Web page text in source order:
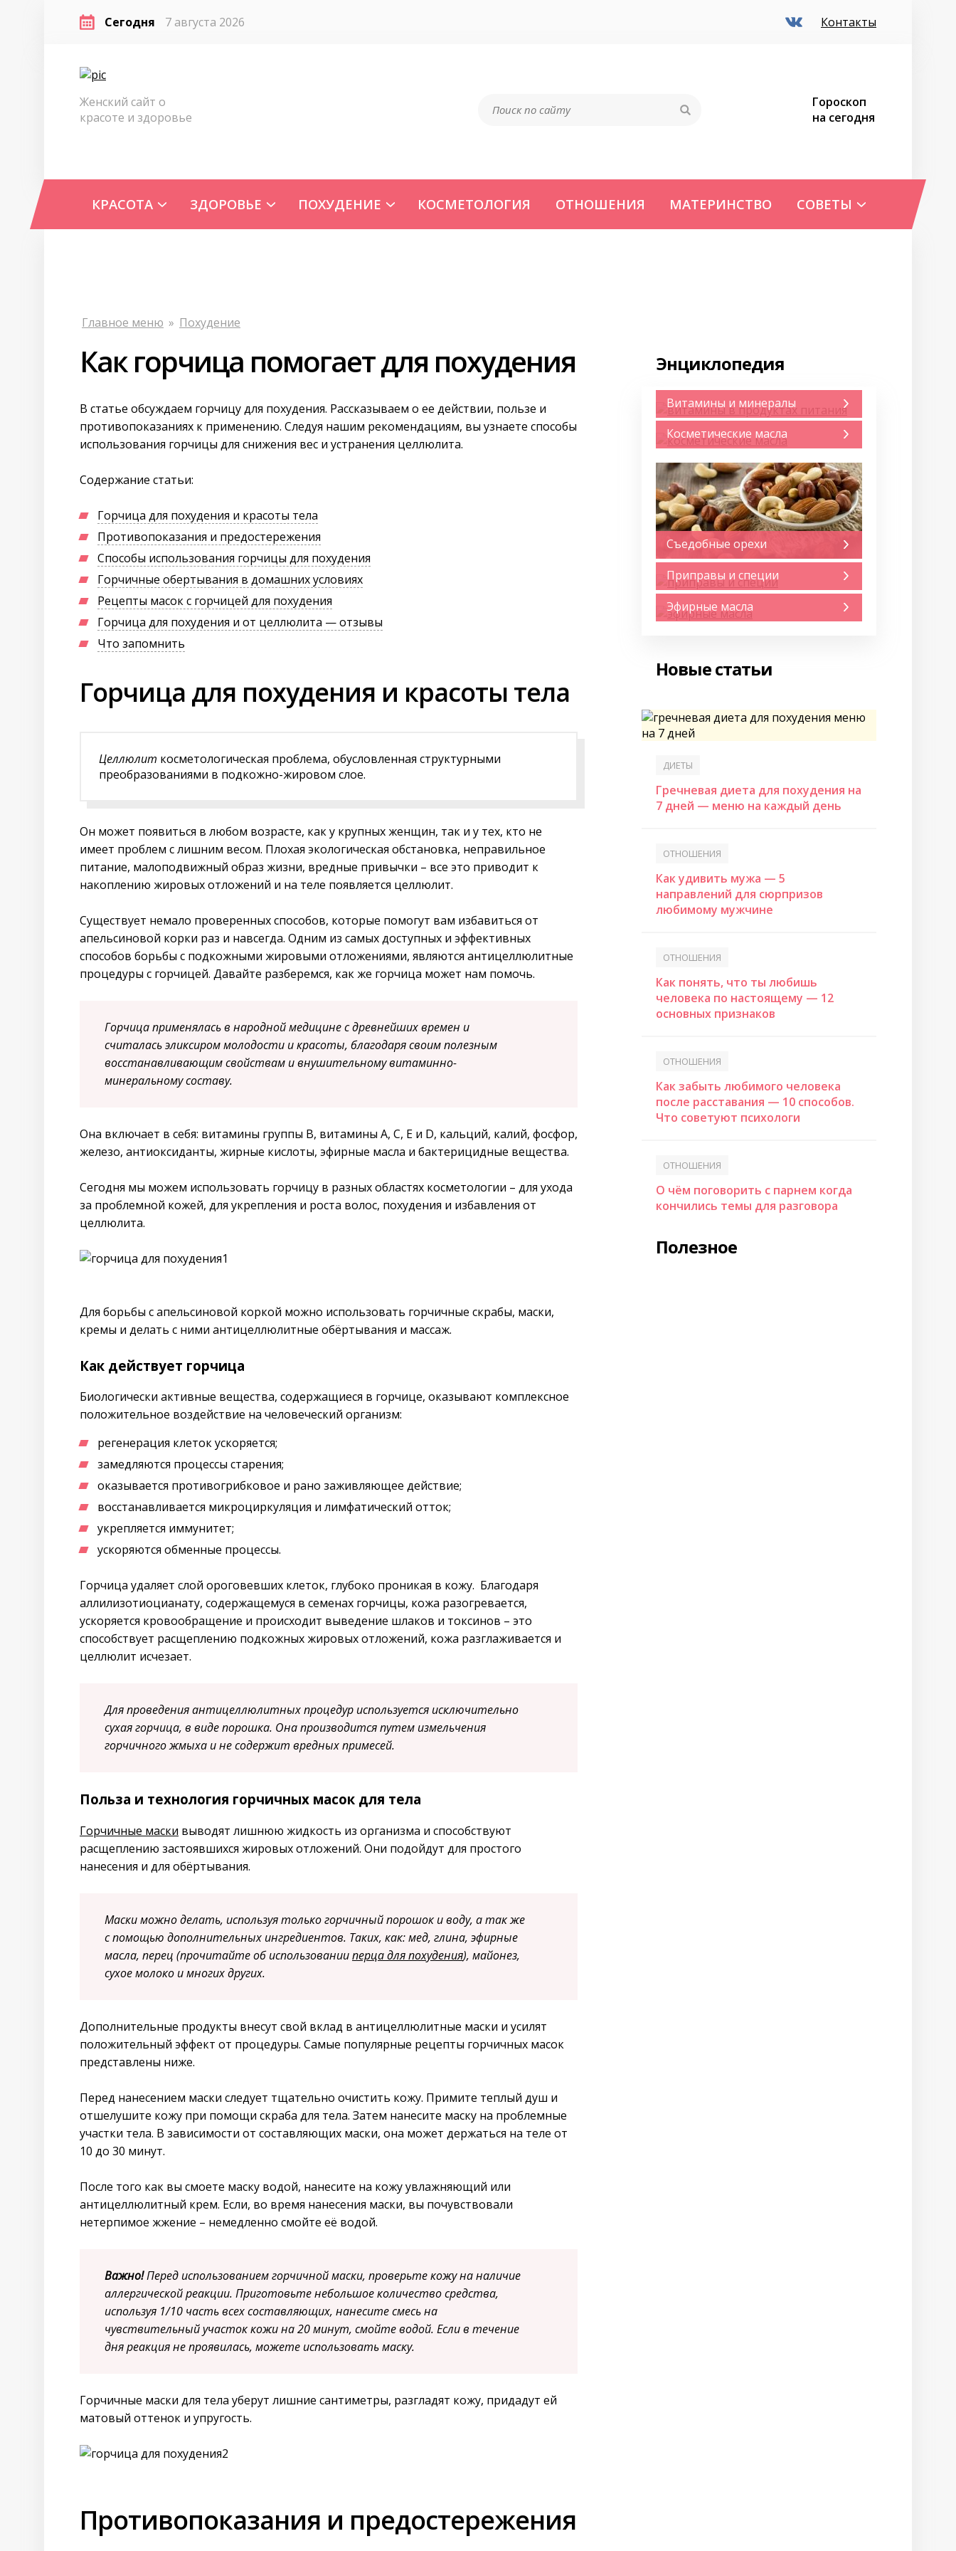
Сегодня 7 августа 2026 Контакты
Женский сайт о
красоте и здоровье
Гороскоп
на сегодня
КРАСОТА ЗДОРОВЬЕ ПОХУДЕНИЕ КОСМЕТОЛОГИЯ ОТНОШЕНИЯ МАТЕРИНСТВО СОВЕТЫ
Главное меню » Похудение
Как горчица помогает для похудения
В статье обсуждаем горчицу для похудения. Рассказываем о ее действии, пользе и
противопоказаниях к применению. Следуя нашим рекомендациям, вы узнаете способы
использования горчицы для снижения вес и устранения целлюлита.
Содержание статьи:
Горчица для похудения и красоты тела
Противопоказания и предостережения
Способы использования горчицы для похудения
Горчичные обертывания в домашних условиях
Рецепты масок с горчицей для похудения
Горчица для похудения и от целлюлита — отзывы
Что запомнить
Горчица для похудения и красоты тела
Целлюлит косметологическая проблема, обусловленная структурными
преобразованиями в подкожно-жировом слое.
Он может появиться в любом возрасте, как у крупных женщин, так и у тех, кто не
имеет проблем с лишним весом. Плохая экологическая обстановка, неправильное
питание, малоподвижный образ жизни, вредные привычки – все это приводит к
накоплению жировых отложений и на теле появляется целлюлит.
Существует немало проверенных способов, которые помогут вам избавиться от
апельсиновой корки раз и навсегда. Одним из самых доступных и эффективных
способов борьбы с подкожными жировыми отложениями, являются антицеллюлитные
процедуры с горчицей. Давайте разберемся, как же горчица может нам помочь.
Горчица применялась в народной медицине с древнейших времен и
считалась эликсиром молодости и красоты, благодаря своим полезным
восстанавливающим свойствам и внушительному витаминно-
минеральному составу.
Она включает в себя: витамины группы В, витамины А, С, Е и D, кальций, калий, фосфор,
железо, антиоксиданты, жирные кислоты, эфирные масла и бактерицидные вещества.
Сегодня мы можем использовать горчицу в разных областях косметологии – для ухода
за проблемной кожей, для укрепления и роста волос, похудения и избавления от
целлюлита.
Для борьбы с апельсиновой коркой можно использовать горчичные скрабы, маски,
кремы и делать с ними антицеллюлитные обёртывания и массаж.
Как действует горчица
Биологически активные вещества, содержащиеся в горчице, оказывают комплексное
положительное воздействие на человеческий организм:
регенерация клеток ускоряется;
замедляются процессы старения;
оказывается противогрибковое и рано заживляющее действие;
восстанавливается микроциркуляция и лимфатический отток;
укрепляется иммунитет;
ускоряются обменные процессы.
Горчица удаляет слой ороговевших клеток, глубоко проникая в кожу. Благодаря
аллилизотиоцианату, содержащемуся в семенах горчицы, кожа разогревается,
ускоряется кровообращение и происходит выведение шлаков и токсинов – это
способствует расщеплению подкожных жировых отложений, кожа разглаживается и
целлюлит исчезает.
Для проведения антицеллюлитных процедур используется исключительно
сухая горчица, в виде порошка. Она производится путем измельчения
горчичного жмыха и не содержит вредных примесей.
Польза и технология горчичных масок для тела
Горчичные маски выводят лишнюю жидкость из организма и способствуют
расщеплению застоявшихся жировых отложений. Они подойдут для простого
нанесения и для обёртывания.
Маски можно делать, используя только горчичный порошок и воду, а так же
с помощью дополнительных ингредиентов. Таких, как: мед, глина, эфирные
масла, перец (прочитайте об использованииперца для похудения), майонез,
сухое молоко и многих других.
Дополнительные продукты внесут свой вклад в антицеллюлитные маски и усилят
положительный эффект от процедуры. Самые популярные рецепты горчичных масок
представлены ниже.
Перед нанесением маски следует тщательно очистить кожу. Примите теплый душ и
отшелушите кожу при помощи скраба для тела. Затем нанесите маску на проблемные
участки тела. В зависимости от составляющих маски, она может держаться на теле от
10 до 30 минут.
После того как вы смоете маску водой, нанесите на кожу увлажняющий или
антицеллюлитный крем. Если, во время нанесения маски, вы почувствовали
нетерпимое жжение – немедленно смойте её водой.
Важно!Перед использованием горчичной маски, проверьте кожу на наличие
аллергической реакции. Приготовьте небольшое количество средства,
используя 1/10 часть всех составляющих, нанесите смесь на
чувствительный участок кожи на 20 минут, смойте водой. Если в течение
дня реакция не проявилась, можете использовать маску.
Горчичные маски для тела уберут лишние сантиметры, разгладят кожу, придадут ей
матовый оттенок и упругость.
Противопоказания и предостережения
Энциклопедия
Витамины и минералы
Косметические масла
Съедобные орехи
Приправы и специи
Эфирные масла
Новые статьи
ДИЕТЫ
Гречневая диета для похудения на
7 дней — меню на каждый день
ОТНОШЕНИЯ
Как удивить мужа — 5
направлений для сюрпризов
любимому мужчине
ОТНОШЕНИЯ
Как понять, что ты любишь
человека по настоящему — 12
основных признаков
ОТНОШЕНИЯ
Как забыть любимого человека
после расставания — 10 способов.
Что советуют психологи
ОТНОШЕНИЯ
О чём поговорить с парнем когда
кончились темы для разговора
Полезное